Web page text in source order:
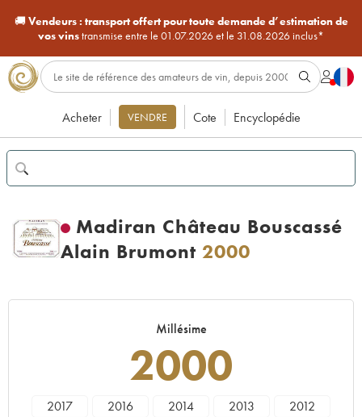
🚚Vendeurs : transport offert pour toute demande d’estimation de
vos vinstransmise entre le 01.07.2026 et le 31.08.2026 inclus*
Acheter VENDRE Cote Encyclopédie
Madiran Château Bouscassé
Alain Brumont 2000
Millésime
2000
2017 2016 2014 2013
2012